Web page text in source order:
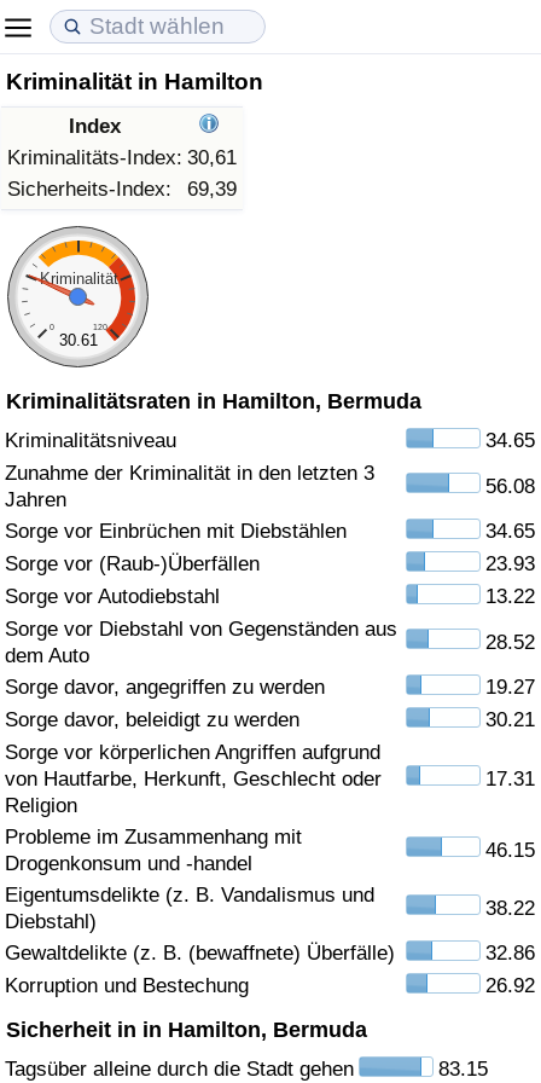
Kriminalität in Hamilton
Index
Kriminalitäts-Index: 30,61
Sicherheits-Index:
69,39
Kriminalität
0 120
30.61
Kriminalitätsraten in Hamilton, Bermuda
Kriminalitätsniveau
34.65
Zunahme der Kriminalität in den letzten 3
Jahren
56.08
Sorge vor Einbrüchen mit Diebstählen
34.65
Sorge vor (Raub-)Überfällen
23.93
Sorge vor Autodiebstahl
13.22
Sorge vor Diebstahl von Gegenständen aus
dem Auto
28.52
Sorge davor, angegriffen zu werden
19.27
Sorge davor, beleidigt zu werden
30.21
Sorge vor körperlichen Angriffen aufgrund
von Hautfarbe, Herkunft, Geschlecht oder
Religion
17.31
Probleme im Zusammenhang mit
Drogenkonsum und -handel
46.15
Eigentumsdelikte (z. B. Vandalismus und
Diebstahl)
38.22
Gewaltdelikte (z. B. (bewaffnete) Überfälle)
32.86
Korruption und Bestechung
26.92
Sicherheit in in Hamilton, Bermuda
Tagsüber alleine durch die Stadt gehen 83.15
Lebenshaltungskosten
Lebenshaltungskosten-Index (aktuell)
Lebenshaltungskosten-Index
Lebenshaltungskosten-Index nach Land
in Akaba
Immobilienpreise
Immobilienpreis-Index (aktuell)
Immobilienpreis-Index
Immobilienpreis-Index nach Land
Lebensqualität
Lebensqualität-Index
Lebensqualität-Index (aktuell)
Lebensqualitätsindex nach Land
Kriminalität
Kriminalitäts-Index (aktuell)
Kriminalitäts-Index
Kriminalitätsindex nach Land
Gesundheitsversorgung
Gesundheitsversorgungs-Index (aktuell)
Gesundheitsversorgungs-Index
Gesundheitsversorgungs-Index nach Land
Umweltverschmutzung
Umweltverschmutzungs-Index (aktuell)
Verschmutzungsindex
Umweltverschmutzungs-Index nach Land
Verkehr